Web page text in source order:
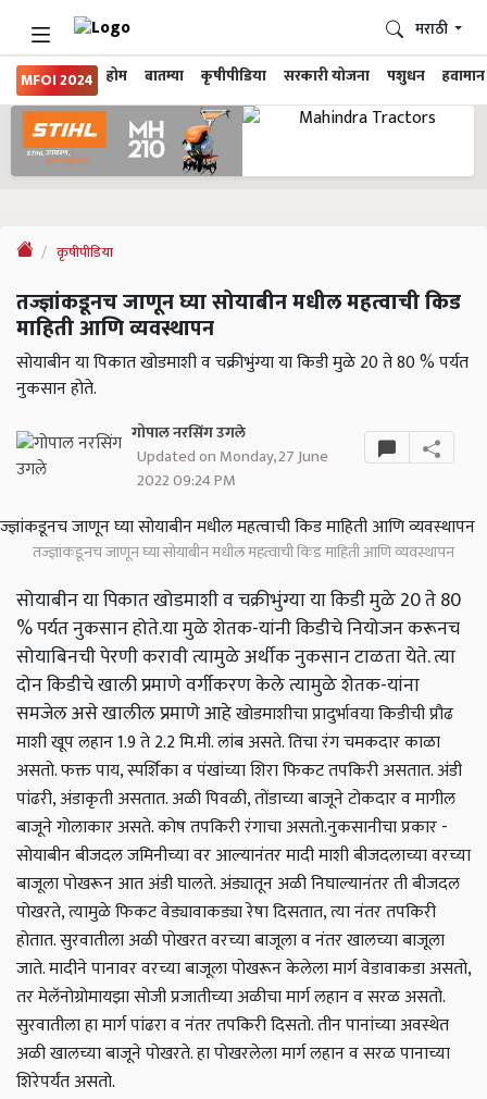
MFOI 2024 होम बातम्या कृषीपीडिया सरकारी योजना पशुधन हवामान
मराठी
कृषीपीडिया
तज्ज्ञांकडूनच जाणून घ्या सोयाबीन मधील महत्वाची किड
माहिती आणि व्यवस्थापन
सोयाबीन या पिकात खोडमाशी व चक्रीभुंग्या या किडी मुळे 20 ते 80 % पर्यत
नुकसान होते.
गोपाल नरसिंग उगले
Updated on Monday, 27 June
2022 09:24 PM
तज्ज्ञांकडूनच जाणून घ्या सोयाबीन मधील महत्वाची किड माहिती आणि व्यवस्थापन
सोयाबीन या पिकात खोडमाशी व चक्रीभुंग्या या किडी मुळे 20 ते 80
% पर्यत नुकसान होते.या मुळे शेतक-यांनी किडीचे नियोजन करूनच
सोयाबिनची पेरणी करावी त्यामुळे अर्थीक नुकसान टाळता येते. त्या
दोन किडीचे खाली प्रमाणे वर्गीकरण केले त्यामुळे शेतक-यांना
समजेल असे खालील प्रमाणे आहेखोडमाशीचा प्रादुर्भावया किडीची प्रौढ
माशी खूप लहान 1.9 ते 2.2 मि.मी. लांब असते. तिचा रंग चमकदार काळा
असतो. फक्त पाय, स्पर्शिका व पंखांच्या शिरा फिकट तपकिरी असतात. अंडी
पांढरी, अंडाकृती असतात. अळी पिवळी, तोंडाच्या बाजूने टोकदार व मागील
बाजूने गोलाकार असते. कोष तपकिरी रंगाचा असतो.नुकसानीचा प्रकार -
सोयाबीन बीजदल जमिनीच्या वर आल्यानंतर मादी माशी बीजदलाच्या वरच्या
बाजूला पोखरून आत अंडी घालते. अंड्यातून अळी निघाल्यानंतर ती बीजदल
पोखरते, त्यामुळे फिकट वेड्यावाकड्या रेषा दिसतात, त्या नंतर तपकिरी
होतात. सुरवातीला अळी पोखरत वरच्या बाजूला व नंतर खालच्या बाजूला
जाते. मादीने पानावर वरच्या बाजूला पोखरून केलेला मार्ग वेडावाकडा असतो,
तर मेलॅनोग्रोमायझा सोजी प्रजातीच्या अळीचा मार्ग लहान व सरळ असतो.
सुरवातीला हा मार्ग पांढरा व नंतर तपकिरी दिसतो. तीन पानांच्या अवस्थेत
अळी खालच्या बाजूने पोखरते. हा पोखरलेला मार्ग लहान व सरळ पानाच्या
शिरेपर्यंत असतो.